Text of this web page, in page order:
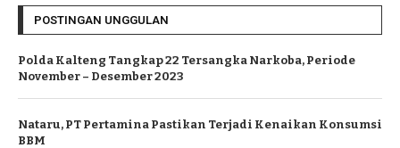
POSTINGAN UNGGULAN
Polda Kalteng Tangkap 22 Tersangka Narkoba, Periode
November – Desember 2023
Nataru, PT Pertamina Pastikan Terjadi Kenaikan Konsumsi
BBM